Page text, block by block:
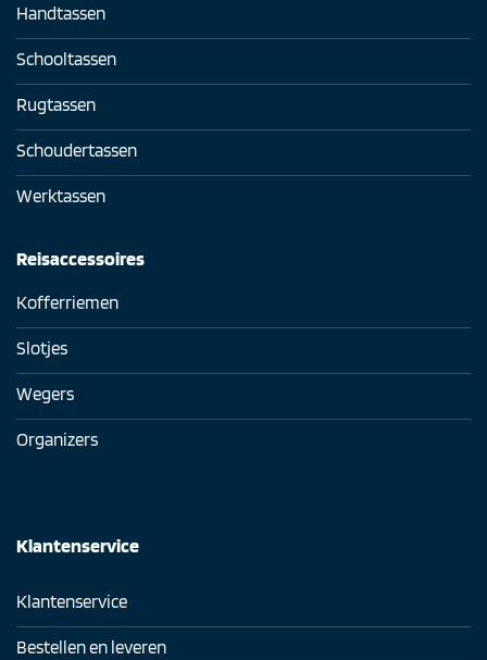
Handtassen
Schooltassen
Rugtassen
Schoudertassen
Werktassen
Reisaccessoires
Kofferriemen
Slotjes
Wegers
Organizers
Klantenservice
Klantenservice
Bestellen en leveren